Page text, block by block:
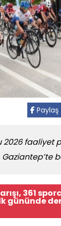
Paylaş
2026 faaliyet
Gaziantep’te
361
gününde